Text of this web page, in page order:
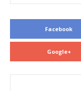
Facebook
Google+